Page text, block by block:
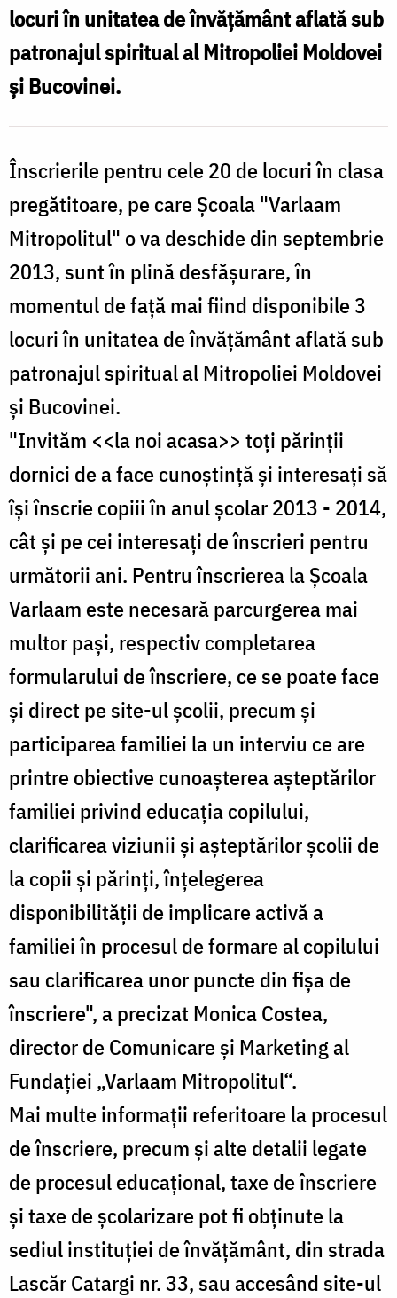
locuri în unitatea de învăţământ aflată sub
patronajul spiritual al Mitropoliei Moldovei
şi Bucovinei.
Înscrierile pentru cele 20 de locuri în clasa
pregătitoare, pe care Şcoala "Varlaam
Mitropolitul" o va deschide din septembrie
2013, sunt în plină desfăşurare, în
momentul de faţă mai fiind disponibile 3
locuri în unitatea de învăţământ aflată sub
patronajul spiritual al Mitropoliei Moldovei
şi Bucovinei.
"Invităm <<la noi acasa>> toţi părinţii
dornici de a face cunoştinţă şi interesaţi să
îşi înscrie copiii în anul şcolar 2013 - 2014,
cât şi pe cei interesaţi de înscrieri pentru
următorii ani. Pentru înscrierea la Şcoala
Varlaam este necesară parcurgerea mai
multor paşi, respectiv completarea
formularului de înscriere, ce se poate face
şi direct pe site-ul şcolii, precum şi
participarea familiei la un interviu ce are
printre obiective cunoaşterea aşteptărilor
familiei privind educaţia copilului,
clarificarea viziunii şi aşteptărilor şcolii de
la copii şi părinţi, înţelegerea
disponibilităţii de implicare activă a
familiei în procesul de formare al copilului
sau clarificarea unor puncte din fişa de
înscriere", a precizat Monica Costea,
director de Comunicare şi Marketing al
Fundaţiei „Varlaam Mitropolitul“.
Mai multe informaţii referitoare la procesul
de înscriere, precum şi alte detalii legate
de procesul educaţional, taxe de înscriere
şi taxe de şcolarizare pot fi obţinute la
sediul instituţiei de învăţământ, din strada
Lascăr Catargi nr. 33, sau accesând site-ul